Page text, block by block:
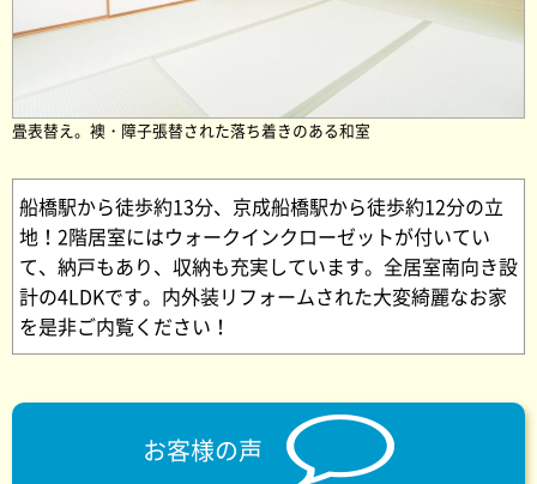
畳表替え。襖・障子張替された落ち着きのある和室
船橋駅から徒歩約13分、京成船橋駅から徒歩約12分の立
地！2階居室にはウォークインクローゼットが付いてい
て、納戸もあり、収納も充実しています。全居室南向き設
計の4LDKです。内外装リフォームされた大変綺麗なお家
を是非ご内覧ください！
お客様の声